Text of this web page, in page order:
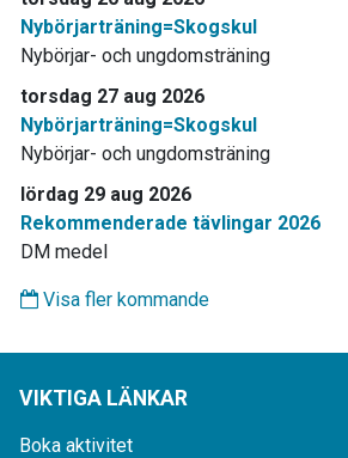
Nybörjarträning=Skogskul
Nybörjar- och ungdomsträning
torsdag 27 aug 2026
Nybörjarträning=Skogskul
Nybörjar- och ungdomsträning
lördag 29 aug 2026
Rekommenderade tävlingar 2026
DM medel
Visa fler kommande
VIKTIGA LÄNKAR
Boka aktivitet